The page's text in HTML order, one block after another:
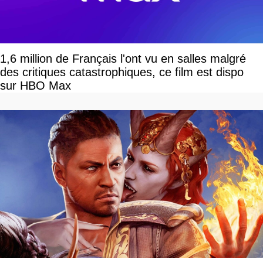
1,6 million de Français l'ont vu en salles malgré
des critiques catastrophiques, ce film est dispo
sur HBO Max